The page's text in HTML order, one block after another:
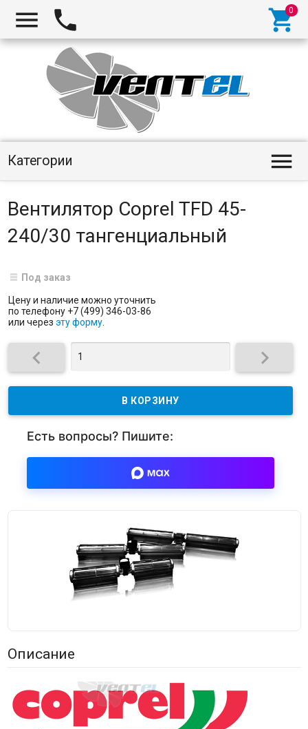
Категории
Вентилятор Coprel TFD 45-
240/30 тангенциальный
Под заказ
Цену и наличие можно уточнить
по телефону +7 (499) 346-03-86
или через эту форму.
Есть вопросы? Пишите:
Описание